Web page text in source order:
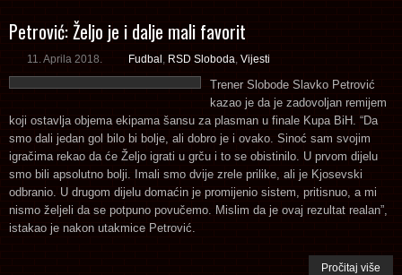
Petrović: Željo je i dalje mali favorit
11. Aprila 2018. Fudbal RSD Sloboda Vijesti
Trener Slobode Slavko Petrović
kazao je da je zadovoljan remijem
koji ostavlja objema ekipama šansu za plasman u finale Kupa BiH. “Da
smo dali jedan gol bilo bi bolje, ali dobro je i ovako. Sinoć sam svojim
igračima rekao da će Željo igrati u grču i to se obistinilo. U prvom dijelu
smo bili apsolutno bolji. Imali smo dvije zrele prilike, ali je Kjosevski
odbranio. U drugom dijelu domaćin je promijenio sistem, pritisnuo, a mi
nismo željeli da se potpuno povučemo. Mislim da je ovaj rezultat realan”,
istakao je nakon utakmice Petrović.
Pročitaj više